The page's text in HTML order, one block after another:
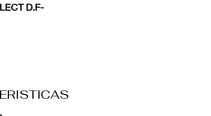
D.F-